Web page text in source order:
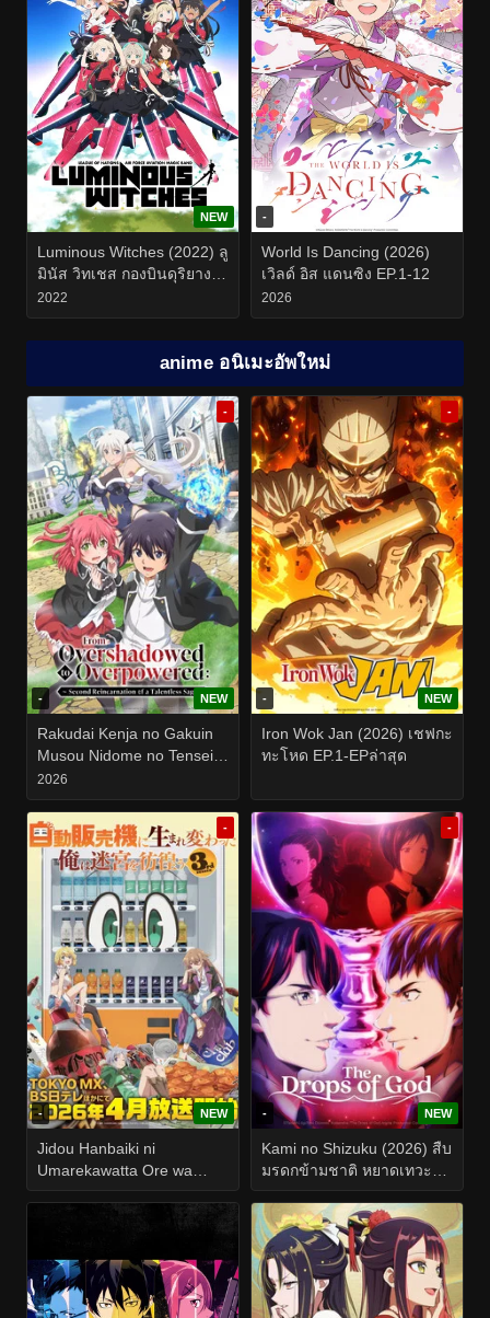
NEW
Luminous Witches (2022) ลู
มินัส วิทเชส กองบินดุริยางค์
เวทมนตร์ EP.1-12
2022
-
World Is Dancing (2026)
เวิลด์ อิส แดนซิง EP.1-12
2026
anime อนิเมะอัพใหม่
-
- NEW
Rakudai Kenja no Gakuin
Musou Nidome no Tensei
(2026) ปราชญ์ตกชั้นขอเกิด
ใหม่เป็นเทพซ่า EP.1-12
2026
-
- NEW
Iron Wok Jan (2026) เชฟกะ
ทะโหด EP.1-EPล่าสุด
-
- NEW
Jidou Hanbaiki ni
Umarekawatta Ore wa
Meikyuu wo Samayou
Season 3 (2026) เกิดใหม่
ผจญภัยในดันเจี้ยน ซีซั่น 3
EP.1-12
-
- NEW
Kami no Shizuku (2026) สืบ
มรดกข้ามชาติ หยาดเทวะ
EP.1-24